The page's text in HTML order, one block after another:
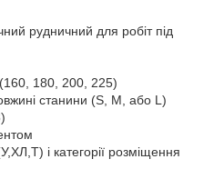
рудничний для робіт під
180, 200, 225)
станини (S, М, або L)
і категорії розміщення